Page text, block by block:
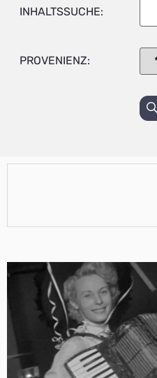
INHALTSSUCHE:
PROVENIENZ: